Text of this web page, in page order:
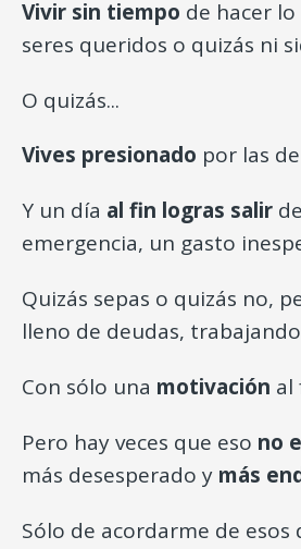
Vivir sin tiempo de hacer
seres queridos o quizás ni
O quizás...
Vives presionado por las
Y un día al fin logras salir
emergencia, un gasto
Quizás sepas o quizás no,
lleno de deudas,
Con sólo una motivación al
Pero hay veces que eso no
más desesperado y más
Sólo de acordarme de esos